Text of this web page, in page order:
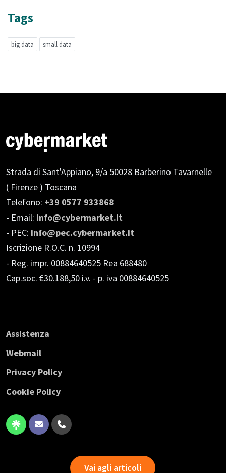
Tags
big data small data
Strada di Sant'Appiano, 9/a 50028 Barberino Tavarnelle
( Firenze ) Toscana
Telefono: +39 0577 933868
- Email: info@cybermarket.it
- PEC: info@pec.cybermarket.it
Iscrizione R.O.C. n. 10994
- Reg. impr. 00884640525 Rea 688480
Cap.soc. €30.188,50 i.v. - p. iva 00884640525
Assistenza
Webmail
Privacy Policy
Cookie Policy
Vai agli articoli